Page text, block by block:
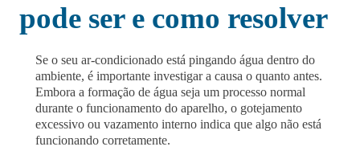
pode ser e como resolver
Se o seu ar-condicionado está pingando água dentro do
ambiente, é importante investigar a causa o quanto antes.
Embora a formação de água seja um processo normal
durante o funcionamento do aparelho, o gotejamento
excessivo ou vazamento interno indica que algo não está
funcionando corretamente.